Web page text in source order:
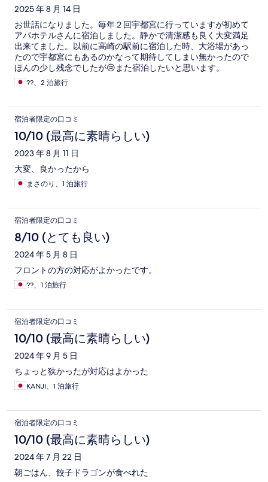
2025 年 8 月 14 日
お世話になりました。毎年２回宇都宮に行っていますが初めて
アパホテルさんに宿泊しました。静かで清潔感も良く大変満足
出来てました。以前に高崎の駅前に宿泊した時、大浴場があっ
たので宇都宮にもあるのかなって期待してしまい無かったので
ほんの少し残念でしたが😢また宿泊したいと思います。
??、2 泊旅行
宿泊者限定の口コミ
10/10 (最高に素晴らしい)
2023 年 8 月 11 日
大変、良かったから
まさのり、1 泊旅行
宿泊者限定の口コミ
8/10 (とても良い)
2024 年 5 月 8 日
フロントの方の対応がよかったです。
??、1 泊旅行
宿泊者限定の口コミ
10/10 (最高に素晴らしい)
2024 年 9 月 5 日
ちょっと狭かったが対応はよかった
KANJI、1 泊旅行
宿泊者限定の口コミ
10/10 (最高に素晴らしい)
2024 年 7 月 22 日
朝ごはん、餃子ドラゴンが食べれた